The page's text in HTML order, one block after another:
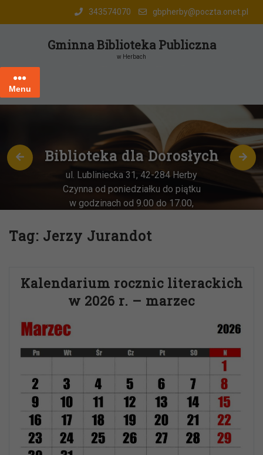
343574070 gbpherby@poczta.onet.pl
Gminna Biblioteka Publiczna
w Herbach
Menu
Biblioteka dla Dorosłych
ul. Lubliniecka 31, 42-284 Herby
Czynna od poniedziałku do piątku
w godzinach od 9.00 do 17.00,
w godz. 9:00-13:00
Tag: Jerzy Jurandot
Kalendarium rocznic literackich
w 2026 r. – marzec